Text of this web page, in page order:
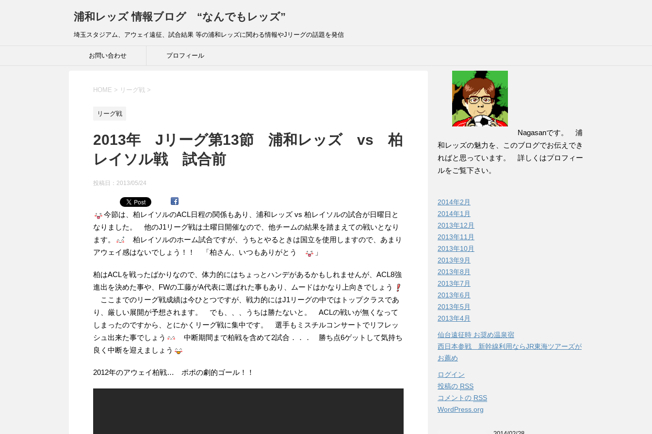
浦和レッズ 情報ブログ “なんでもレッズ”
埼玉スタジアム、アウェイ遠征、試合結果 等の浦和レッズに関わる情報やJリーグの話題を発信
お問い合わせ プロフィール
HOME > リーグ戦 >
リーグ戦
2013年 Jリーグ第13節 浦和レッズ vs 柏
レイソル戦 試合前
投稿日： 2013/05/24
今節は、柏レイソルのACL日程の関係もあり、浦和レッズ vs 柏レイソルの試合が日曜日と
なりました。 他のJ1リーグ戦は土曜日開催なので、他チームの結果を踏まえての戦いとなり
ます。
柏レイソルのホーム試合ですが、うちとやるときは国立を使用しますので、あまり
アウェイ感はないでしょう！！ 「柏さん、いつもありがとう
」
柏はACLを戦ったばかりなので、体力的にはちょっとハンデがあるかもしれませんが、ACL8強
進出を決めた事や、FWの工藤がA代表に選ばれた事もあり、ムードはかなり上向きでしょう
ここまでのリーグ戦成績は今ひとつですが、戦力的にはJ1リーグの中ではトップクラスであ
り、厳しい展開が予想されます。 でも、、、うちは勝たないと。 ACLの戦いが無くなって
しまったのですから、とにかくリーグ戦に集中です。 選手もミスチルコンサートでリフレッ
シュ出来た事でしょう
中断期間まで柏戦を含めて2試合．．． 勝ち点6ゲットして気持ち
良く中断を迎えましょう
2012年のアウェイ柏戦… ポポの劇的ゴール！！
Nagasanです。 浦
和レッズの魅力を、このブログでお伝えでき
ればと思っています。 詳しくはプロフィー
ルをご覧下さい。
2014年2月
2014年1月
2013年12月
2013年11月
2013年10月
2013年9月
2013年8月
2013年7月
2013年6月
2013年5月
2013年4月
仙台遠征時 お奨め温泉宿
西日本参戦 新幹線利用ならJR東海ツアーズが
お薦め
ログイン
投稿の RSS
コメントの RSS
WordPress.org